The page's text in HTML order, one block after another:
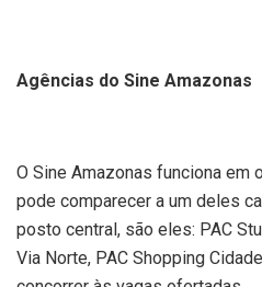
Agências do Sine Amazonas
O Sine Amazonas funciona em
pode comparecer a um deles
posto central, são eles: PAC
Via Norte, PAC Shopping